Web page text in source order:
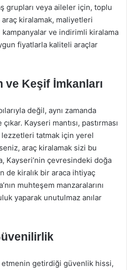
grupları veya aileler için, toplu
kiralamak, maliyetleri
ve indirimli kiralama
fiyatlarla kaliteli araçlar
ve Keşif İmkanları
değil, aynı zamanda
Kayseri mantısı, pastırması
tatmak için yerel
araç kiralamak sizi bu
Kayseri’nin çevresindeki doğa
de kiralık bir araca ihtiyaç
muhteşem manzaralarını
yaparak unutulmaz anılar
etmenin getirdiği güvenlik hissi,